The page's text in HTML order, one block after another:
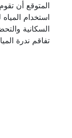
المتوقع أن
استخدام
السكانية
تفاقم ندرة